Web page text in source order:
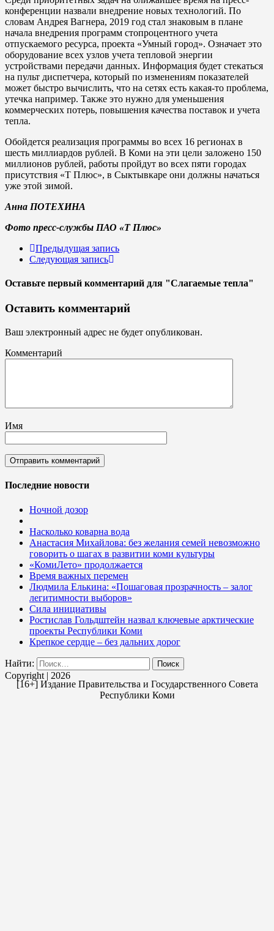
конференции назвали внедрение новых технологий. По
словам Андрея Вагнера, 2019 год стал знаковым в плане
начала внедрения программ стопроцентного учета
отпускаемого ресурса, проекта «Умный город». Означает это
оборудование всех узлов учета тепловой энергии
устройствами передачи данных. Информация будет стекаться
на пульт диспетчера, который по изменениям показателей
может быстро вычислить, что на сетях есть какая-то проблема,
утечка например. Также это нужно для уменьшения
коммерческих потерь, повышения качества поставок и учета
тепла.
Обойдется реализация программы во всех 16 регионах в
шесть миллиардов рублей. В Коми на эти цели заложено 150
миллионов рублей, работы пройдут во всех пяти городах
присутствия «Т Плюс», в Сыктывкаре они должны начаться
уже этой зимой.
Анна ПОТЕХИНА
Фото пресс-службы ПАО «Т Плюс»
Предыдущая запись
Следующая запись
Оставьте первый комментарий для "Слагаемые тепла"
Оставить комментарий
Ваш электронный адрес не будет опубликован.
Комментарий
Имя
Последние новости
Ночной дозор
Насколько коварна вода
Анастасия Михайлова: без желания семей невозможно
говорить о шагах в развитии коми культуры
«КомиЛето» продолжается
Время важных перемен
Людмила Елькина: «Пошаговая прозрачность – залог
легитимности выборов»
Сила инициативы
Ростислав Гольдштейн назвал ключевые арктические
проекты Республики Коми
Крепкое сердце – без дальних дорог
Найти:
Copyright | 2026
[16+] Издание Правительства и Государственного Совета
Республики Коми